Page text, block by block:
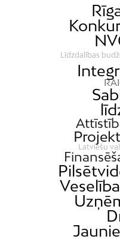
Līdzdalības
Latviešu
Veselība